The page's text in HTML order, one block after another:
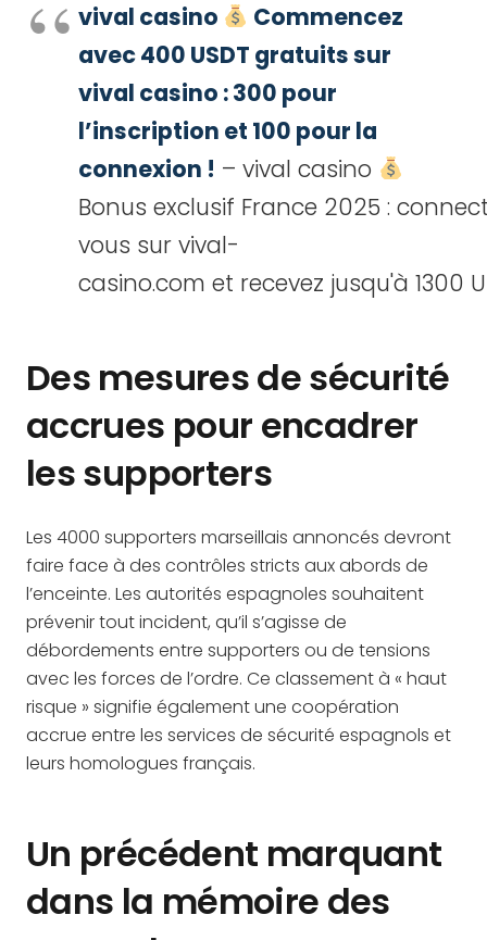
vival casino
Commencez
avec 400 USDT gratuits sur
vival casino : 300 pour
l’inscription et 100 pour la
connexion ! – vival casino
Bonus exclusif France 2025 :
vous sur vival-
casino.com et recevez jusqu'à
Des mesures de sécurité
accrues pour encadrer
les supporters
Les 4000 supporters marseillais annoncés devront
faire face à des contrôles stricts aux abords de
l’enceinte. Les autorités espagnoles souhaitent
prévenir tout incident, qu’il s’agisse de
débordements entre supporters ou de tensions
avec les forces de l’ordre. Ce classement à « haut
risque » signifie également une coopération
accrue entre les services de sécurité espagnols et
leurs homologues français.
Un précédent marquant
dans la mémoire des